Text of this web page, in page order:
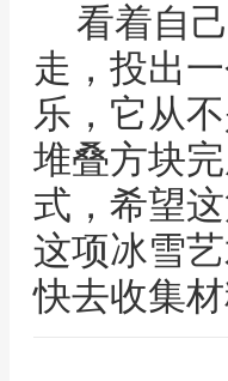
看着自
走，投出
乐，它从
堆叠方块
式，希望
这项冰雪
快去收集